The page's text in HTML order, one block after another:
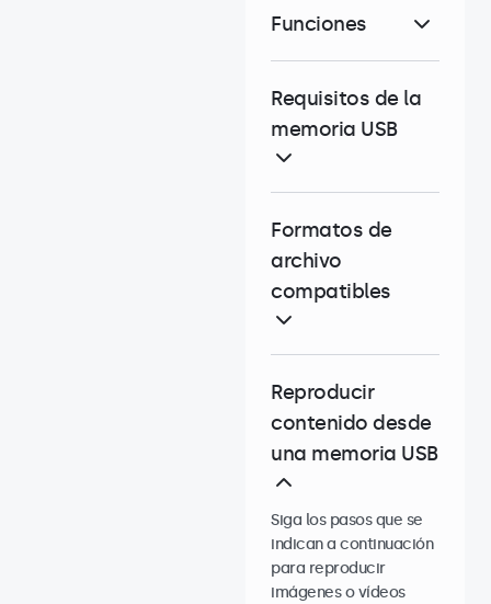
Funciones
Requisitos de la
memoria USB
Formatos de
archivo
compatibles
Reproducir
contenido desde
una memoria USB
Siga los pasos que se
indican a continuación
para reproducir
imágenes o vídeos